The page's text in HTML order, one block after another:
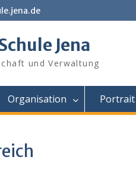
Jena
und Verwaltung
Organisation Portrait